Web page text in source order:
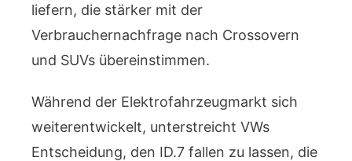
liefern, die stärker mit der
Verbrauchernachfrage nach Crossovern
und SUVs übereinstimmen.
Während der Elektrofahrzeugmarkt sich
weiterentwickelt, unterstreicht VWs
Entscheidung, den ID.7 fallen zu lassen, die